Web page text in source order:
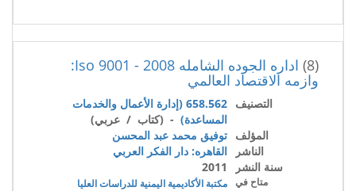
(8) اداره الجوده الشامله Iso 9001 - 2008:
وازمه الاقتصاد العالمي
التصنيف
658.562 (إدارة الأعمال والخدمات
المساعدة) - (كتاب / عربي)
المؤلف توفيق محمد عبد المحسن
الناشر
القاهره: دار الفكر العربي
سنة النشر
2011
متاح في مكتبة الأكاديمية اليمنية للدراسات العليا